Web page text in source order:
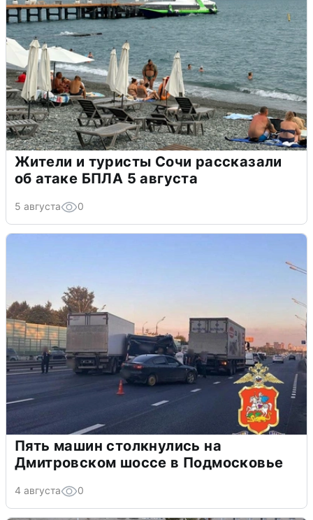
Жители и туристы Сочи рассказали
об атаке БПЛА 5 августа
5 августа 0
Пять машин столкнулись на
Дмитровском шоссе в Подмосковье
4 августа 0